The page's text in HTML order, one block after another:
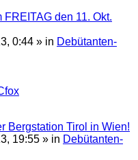
den 11. Okt.
0:44 » in Debütanten-
Bergstation Tirol in Wien!
19:55 » in Debütanten-